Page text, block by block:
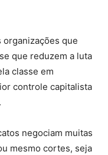
organizações que
que reduzem a luta
classe em
controle capitalista
negociam muitas
mesmo cortes, seja